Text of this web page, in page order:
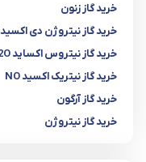
خرید گاز زنون
خرید گاز نیتروژن دی اکسید NO2
خرید گاز نیتروس اکساید N2O
خرید گاز نیتریک اکسید NO
خرید گاز آرگون
خرید گاز نیتروژن